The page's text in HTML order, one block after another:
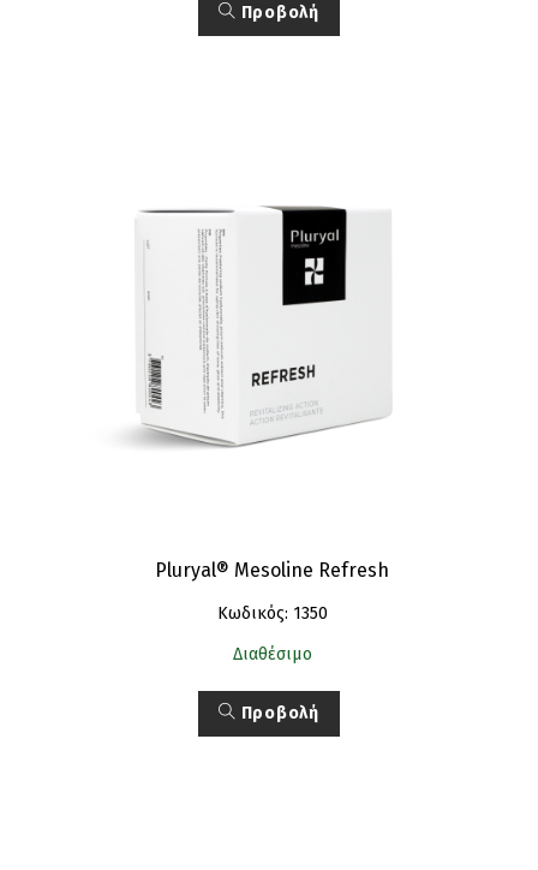
Προβολή
Pluryal® Mesoline Refresh
Κωδικός: 1350
Διαθέσιμο
Προβολή